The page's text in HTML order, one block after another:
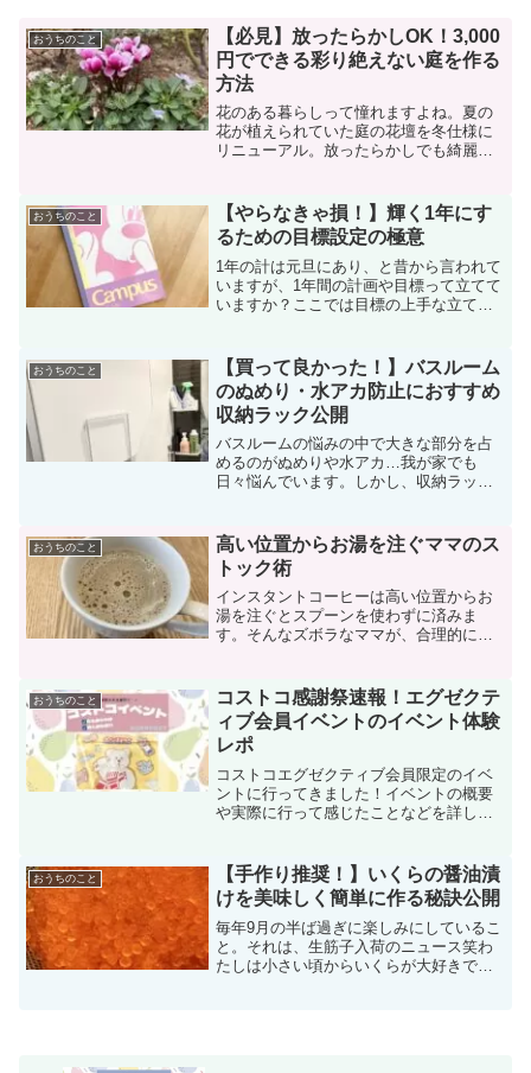
おうちのこと
【必見】放ったらかしOK！3,000
円でできる彩り絶えない庭を作る
方法
花のある暮らしって憧れますよね。夏の
花が植えられていた庭の花壇を冬仕様に
リニューアル。放ったらかしでも綺麗に
ある暮らしができるサービスも取り上げ
ています。
おうちのこと
【やらなきゃ損！】輝く1年にす
るための目標設定の極意
1年の計は元旦にあり、と昔から言われて
いますが、1年間の計画や目標って立てて
いますか？ここでは目標の上手な立て方
みてください。
おうちのこと
【買って良かった！】バスルーム
のぬめり・水アカ防止におすすめ
収納ラック公開
バスルームの悩みの中で大きな部分を占
めるのがぬめりや水アカ…我が家でも
日々悩んでいます。しかし、収納ラック
納ラックを公開します！
おうちのこと
高い位置からお湯を注ぐママのス
トック術
インスタントコーヒーは高い位置からお
湯を注ぐとスプーンを使わずに済みま
す。そんなズボラなママが、合理的に日
おくこともできお得な方法です。ズボラ
もたまには役立つ！
おうちのこと
コストコ感謝祭速報！エグゼクテ
ィブ会員イベントのイベント体験
レポ
コストコエグゼクティブ会員限定のイベ
ントに行ってきました！イベントの概要
や実際に行って感じたことなどを詳しく
おうちのこと
【手作り推奨！】いくらの醤油漬
けを美味しく簡単に作る秘訣公開
毎年9月の半ば過ぎに楽しみにしているこ
と。それは、生筋子入荷のニュース笑わ
たしは小さい頃からいくらが大好きで大